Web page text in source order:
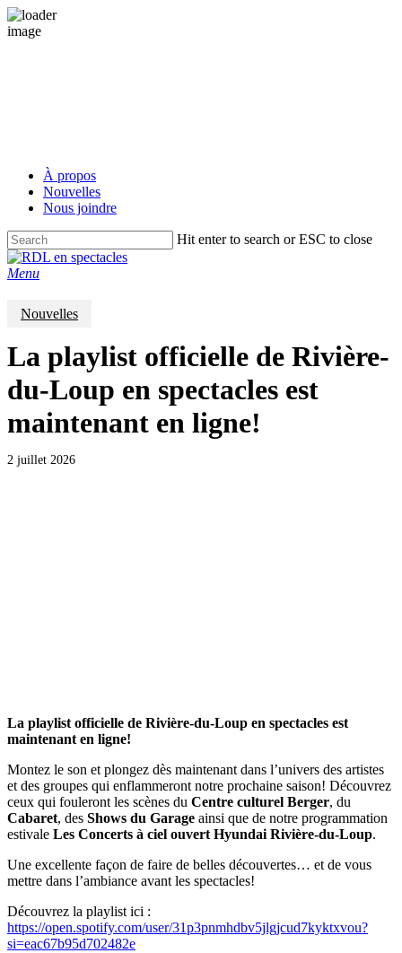
À propos
Nouvelles
Nous joindre
Hit enter to search or ESC to close
Close
Search
Menu
Nouvelles
La playlist officielle de Rivière-
du-Loup en spectacles est
maintenant en ligne!
2 juillet 2026
La playlist officielle de Rivière-du-Loup en spectacles est
maintenant en ligne!
Montez le son et plongez dès maintenant dans l’univers des artistes
et des groupes qui enflammeront notre prochaine saison! Découvrez
ceux qui fouleront les scènes du Centre culturel Berger, du
Cabaret, des Shows du Garage ainsi que de notre programmation
estivale Les Concerts à ciel ouvert Hyundai Rivière-du-Loup.
Une excellente façon de faire de belles découvertes… et de vous
mettre dans l’ambiance avant les spectacles!
Découvrez la playlist ici :
https://open.spotify.com/user/31p3pnmhdbv5jlgjcud7kyktxvou?
si=eac67b95d702482e